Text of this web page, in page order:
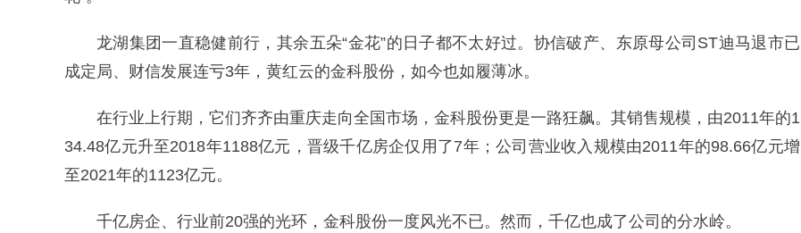
龙湖集团一直稳健前行，其余五朵“金花”的日子都不太好过。协信破产、东原母公司ST迪马退市已
成定局、财信发展连亏3年，黄红云的金科股份，如今也如履薄冰。
在行业上行期，它们齐齐由重庆走向全国市场，金科股份更是一路狂飙。其销售规模，由2011年的1
34.48亿元升至2018年1188亿元，晋级千亿房企仅用了7年；公司营业收入规模由2011年的98.66亿元增
至2021年的1123亿元。
千亿房企、行业前20强的光环，金科股份一度风光不已。然而，千亿也成了公司的分水岭。